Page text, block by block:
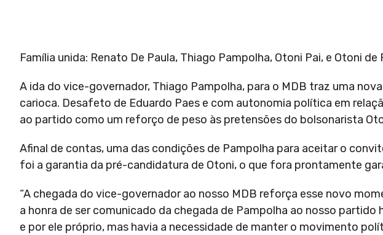
Família unida: Renato De Paula, Thiago Pampolha, Otoni Pai, e Otoni
A ida do vice-governador, Thiago Pampolha, para o MDB traz uma
carioca. Desafeto de Eduardo Paes e com autonomia política em
ao partido como um reforço de peso às pretensões do bolsonarista
Afinal de contas, uma das condições de Pampolha para aceitar o
foi a garantia da pré-candidatura de Otoni, o que fora prontamente
“A chegada do vice-governador ao nosso MDB reforça esse novo
a honra de ser comunicado da chegada de Pampolha ao nosso partido
e por ele próprio, mas havia a necessidade de manter o movimento